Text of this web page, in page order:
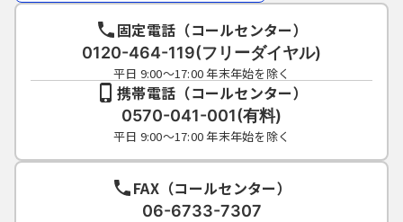
固定電話（コールセンター）
0120-464-119(フリーダイヤル)
平日 9:00～17:00 年末年始を除く
携帯電話（コールセンター）
0570-041-001(有料)
平日 9:00～17:00 年末年始を除く
FAX（コールセンター）
06-6733-7307